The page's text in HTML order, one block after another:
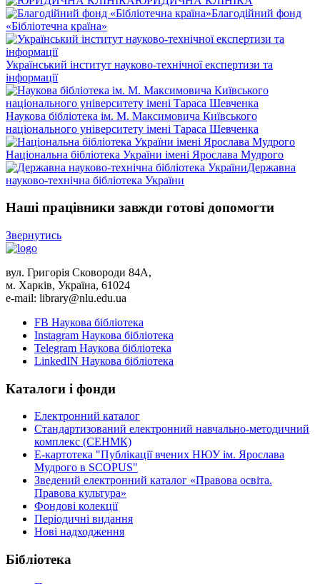
Благодійний фонд
«Бібліотечна країна»
Український інститут науково-технічної експертизи та
інформації
Наукова бібліотека ім. М. Максимовича Київського
національного університету імені Тараса Шевченка
Національна бібліотека України імені Ярослава Мудрого
Державна
науково-технічна бібліотека України
Наші працівники завжди готові допомогти
Звернутись
вул. Григорія Сковороди 84A,
м. Харків, Україна, 61024
e-mail: library@nlu.edu.ua
FB Наукова бібліотека
Instagram Наукова бібліотека
Telegram Наукова бібліотека
LinkedIN Наукова бібліотека
Каталоги і фонди
Електронний каталог
Стандартизований електронний навчально-методичний
комплекс (СЕНМК)
Е-картотека "Публікації вчених НЮУ ім. Ярослава
Мудрого в SCOPUS"
Зведений електронний каталог «Правова освіта.
Правова культура»
Фондові колекції
Періодичні видання
Нові надходження
Бібліотека